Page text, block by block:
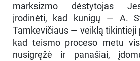
marksizmo dėstytojas
įrodinėti, kad kunigų — A.
Tamkevičiaus — veiklą tikintieji
kad teismo proceso metu
nusigręžė ir panašiai,